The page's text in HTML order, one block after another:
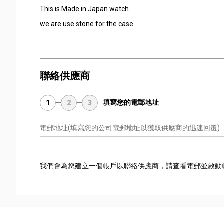
This is Made in Japan watch.
we are use stone for the case.
聯絡供應商
1 2 3 填寫您的電郵地址
電郵地址(填寫您的公司電郵地址以獲取供應商的迅速回覆)
我們會為您建立一個帳戶以聯絡供應商，請查看電郵並啟動